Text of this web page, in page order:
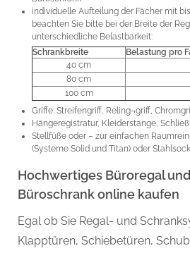
individuelle Aufteilung der Fächer mit
beachten Sie bitte bei der Breite der
unterschiedliche Belastbarkeit:
Schrankbreite
Belastung pro
40 cm
80 cm
100 cm
Griffe: Streifengriff, Reling¬griff,
Hängeregistratur, Kleiderstange,
Stellfüße oder – zur einfachen
(Systeme Solid und Titan) oder
Hochwertiges Büroregal
Büroschrank online kaufen
Egal ob Sie Regal- und
Klapptüren, Schiebetüren,